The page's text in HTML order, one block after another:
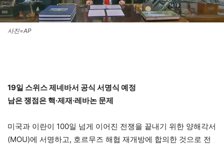
사진=AP
19일 스위스 제네바서 공식 서명식 예정
남은 쟁점은 핵·제재·레바논 문제
미국과 이란이 100일 넘게 이어진 전쟁을 끝내기 위한 양해각서
(MOU)에 서명하고, 호르무즈 해협 재개방에 합의한 것으로 전